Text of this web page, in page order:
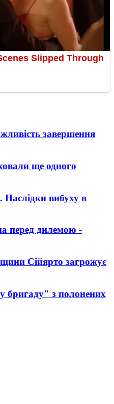
завершення
ще одного
Наслідки вибуху в
перед дилемою -
Сійярто загрожує
бригаду" з полонених